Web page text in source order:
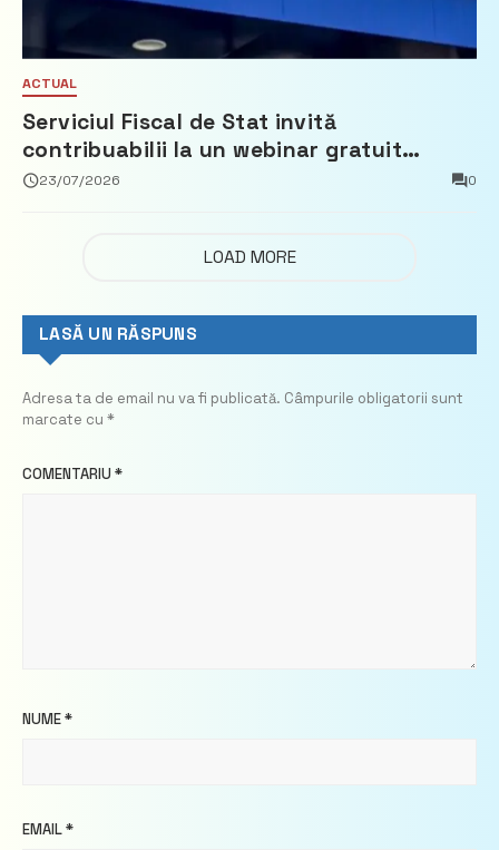
ACTUAL
Serviciul Fiscal de Stat invită
contribuabilii la un webinar gratuit
privind calculul impozitului pe bunurile
23/07/2026 0
LOAD MORE
LASĂ UN RĂSPUNS
Adresa ta de email nu va fi publicată. Câmpurile obligatorii sunt
marcate cu *
COMENTARIU *
NUME*
EMAIL*